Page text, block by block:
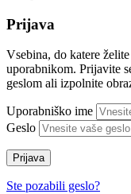
Prijava
Vsebina, do katere
uporabnikom. Prijavite
geslom ali izpolnite
Uporabniško ime
Geslo
Prijava
Ste pozabili geslo?